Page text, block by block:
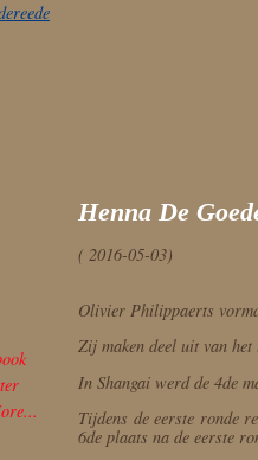
Henna De
( 2016-05-03)
Olivier Philippaerts
Zij maken deel uit van het
In Shangai werd de 4de
Tijdens de eerste ronde
6de plaats na de eerste